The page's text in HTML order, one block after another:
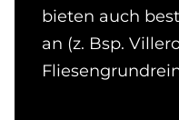
bieten auch
an (z. Bsp.